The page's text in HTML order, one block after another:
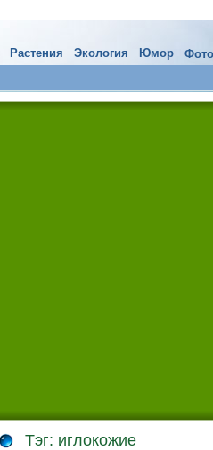
Растения Экология Юмор
Тэг: иглокожие